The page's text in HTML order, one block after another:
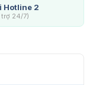
Hotline 2
trợ 24/7)